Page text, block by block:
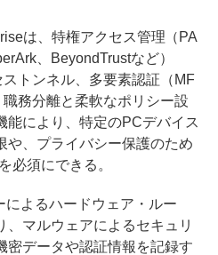
は、特権アクセス管理（PA
、BeyondTrustなど）
トンネル、多要素認証（MF
務分離と柔軟なポリシー設
能により、特定のPCデバイス
や、プライバシー保護のため
必須にできる。
よるハードウェア・ルー
、マルウェアによるセキュリ
密データや認証情報を記録す